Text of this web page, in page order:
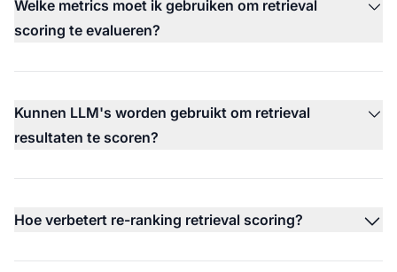
Welke metrics moet ik gebruiken om retrieval
scoring te evalueren?
Kunnen LLM's worden gebruikt om retrieval
resultaten te scoren?
Hoe verbetert re-ranking retrieval scoring?